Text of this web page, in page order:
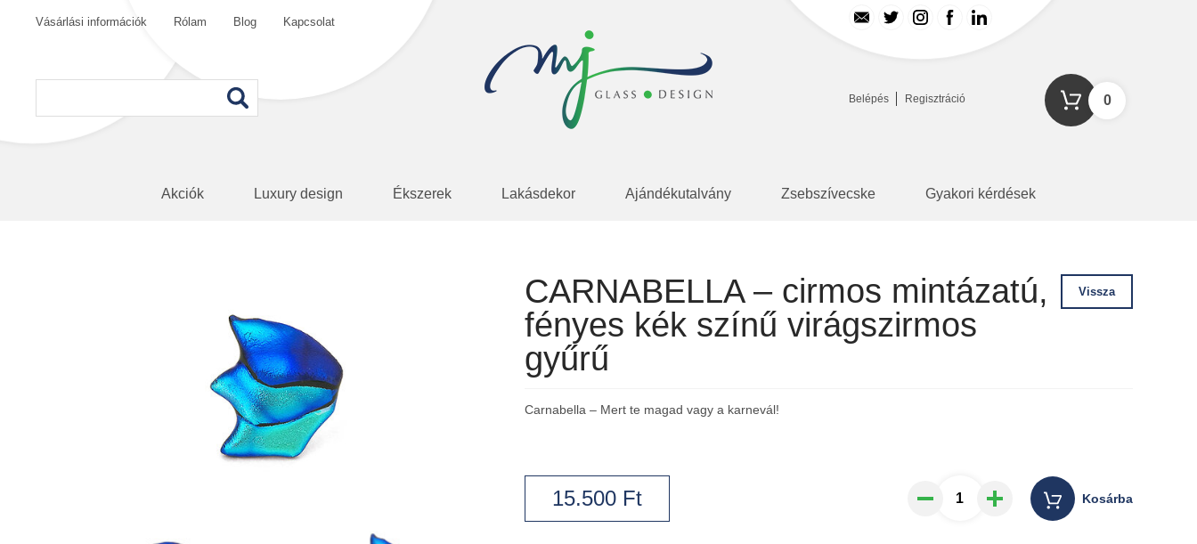
Vásárlási információk Rólam Blog Kapcsolat
Belépés Regisztráció 0
Akciók Luxury design Ékszerek Lakásdekor Ajándékutalvány Zsebszívecske Gyakori kérdések
Vissza
CARNABELLA – cirmos mintázatú,
fényes kék színű virágszirmos
gyűrű
​Carnabella – Mert te magad vagy a karnevál!
15.500Ft Kosárba